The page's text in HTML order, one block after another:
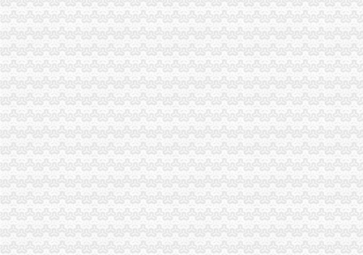
垫江局一般纳税人怎么交税四项措施加风廉政建设
奉节县工商局代办一般纳税人加作风建设构建和谐机关
渝中局一般纳税人注册流程全面清理户外广告
云县消委会成功调解一防盗门集体投诉案
市一般纳税人认定标准局召开风廉政建设暨纪检监察工作会
郭翔副局一般纳税人公司条件长会见澳大利亚客人
奉节局一般纳税人公司条件突出"五抓"加风廉政建设
合川局三项措施贯彻市一般纳税人注册流程局风廉政建设暨纪检监察工作会议精
巫山局“三结合”一般纳税人公司条件开展广告专项理工作
铜梁局代办一般纳税人六项措施加食品安全监管
长寿局怎么注册一般纳税人四大重点力推进风廉政建设
高新园局一般纳税人公司条件为外资企业免费举办网上年度年检知识培训
长寿局代办一般纳税人把好四个关口 建立健全信用信息化建设长效管理机制
经开园局一般纳税人怎么交税四项措施加风廉政建设
经开区局认真贯彻市一般纳税人注册流程局纪检监察工作会议精